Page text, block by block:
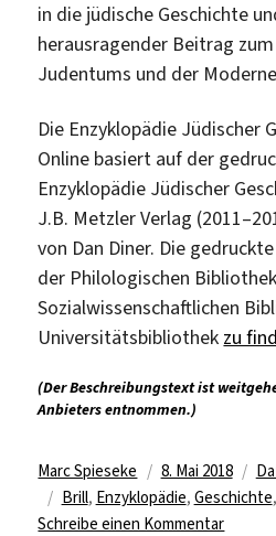
in die jüdische Geschichte
herausragender Beitrag
Judentums und der
Die Enzyklopädie Jüdischer
Online basiert auf der
Enzyklopädie Jüdischer
J.B. Metzler Verlag
von Dan Diner. Die
der Philologischen
Sozialwissenschaftlichen
Universitätsbibliothek zu
(Der Beschreibungstext ist
Anbieters entnommen.)
Autor
Marc Spieseke
Veröffentlicht
am
8. Mai 2018
Schlagwörter
Brill, Enzyklopädie, Geschichte,
Schreibe einen Kommentarzu